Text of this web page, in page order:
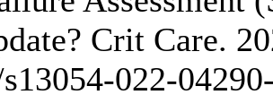
Crit Care.
022-